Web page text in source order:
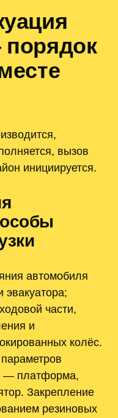
вызов
инициируется.
автомобиля
эвакуатора;
части,
и
колёс.
— платформа,
Закрепление
резиновых